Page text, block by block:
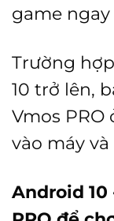
game
Trường
10 trở lên,
Vmos PRO
vào máy
Android 10